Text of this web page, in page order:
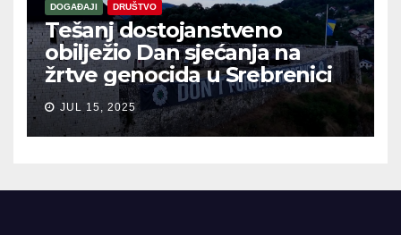
DOGAĐAJI DRUŠTVO
Tešanj dostojanstveno
obilježio Dan sjećanja na
žrtve genocida u Srebrenici
JUL 15, 2025